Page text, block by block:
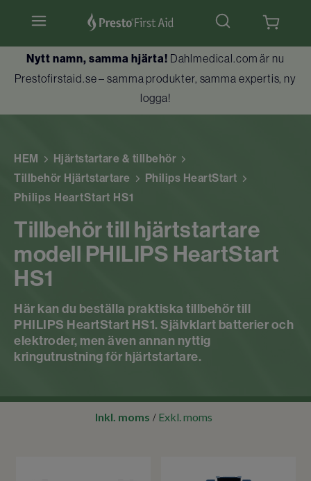
Hjärtstartare & tillbehör
Brandskydd
Kundtjänst
Nytt namn, samma hjärta! Dahlmedical.com är nu
Prestofirstaid.se – samma produkter, samma expertis, ny
logga!
HEM
Hjärtstartare & tillbehör
Tillbehör Hjärtstartare
Philips HeartStart
Philips HeartStart HS1
Tillbehör till hjärtstartare
modell PHILIPS HeartStart
HS1
Här kan du beställa praktiska tillbehör till
PHILIPS HeartStart HS1. Självklart batterier och
elektroder, men även annan nyttig
kringutrustning för hjärtstartare.
Inkl. moms / Exkl. moms